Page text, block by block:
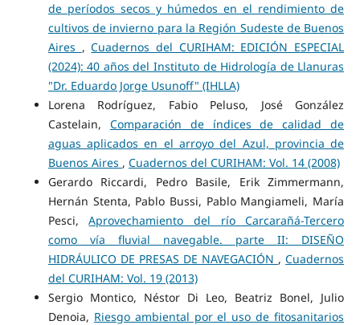
de períodos secos y húmedos en el rendimiento de
cultivos de invierno para la Región Sudeste de Buenos
Aires ,Cuadernos del CURIHAM: EDICIÓN ESPECIAL
(2024): 40 años del Instituto de Hidrología de Llanuras
"Dr. Eduardo Jorge Usunoff" (IHLLA)
Lorena Rodríguez, Fabio Peluso, José González
Castelain, Comparación de índices de calidad de
aguas aplicados en el arroyo del Azul, provincia de
Buenos Aires , Cuadernos del CURIHAM: Vol. 14 (2008)
Gerardo Riccardi, Pedro Basile, Erik Zimmermann,
Hernán Stenta, Pablo Bussi, Pablo Mangiameli, María
Pesci,Aprovechamiento del río Carcarañá-Tercero
como vía fluvial navegable. parte II: DISEÑO
HIDRÁULICO DE PRESAS DE NAVEGACIÓN ,Cuadernos
del CURIHAM: Vol. 19 (2013)
Sergio Montico, Néstor Di Leo, Beatriz Bonel, Julio
Denoia, Riesgo ambiental por el uso de fitosanitarios